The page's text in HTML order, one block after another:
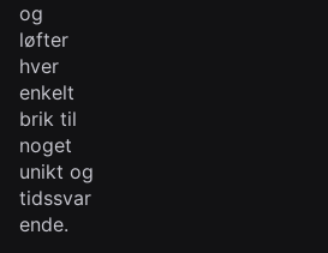
og
løfter
hver
enkelt
brik til
noget
unikt og
tidssvar
ende.